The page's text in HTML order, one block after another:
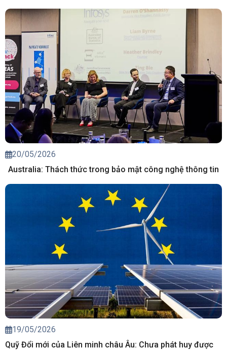
20/05/2026
Australia: Thách thức trong bảo mật công nghệ thông tin
19/05/2026
Quỹ Đổi mới của Liên minh châu Âu: Chưa phát huy được